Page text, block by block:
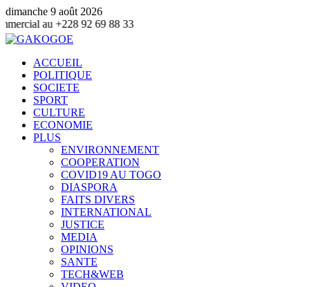
dimanche 9 août 2026
92 69 88 33
ACCUEIL
POLITIQUE
SOCIETE
SPORT
CULTURE
ECONOMIE
PLUS
ENVIRONNEMENT
COOPERATION
COVID19 AU TOGO
DIASPORA
FAITS DIVERS
INTERNATIONAL
JUSTICE
MEDIA
OPINIONS
SANTE
TECH&WEB